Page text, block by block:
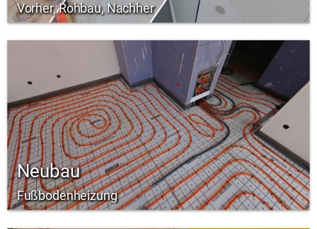
Vorher, Rohbau, Nachher
Neubau
Fußbodenheizung